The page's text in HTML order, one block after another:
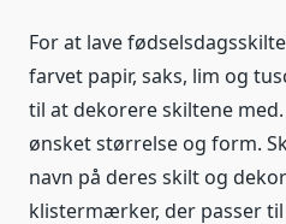
For at lave
farvet papir, saks, lim og
til at dekorere skiltene
ønsket størrelse og form.
navn på deres skilt og
klistermærker, der passer